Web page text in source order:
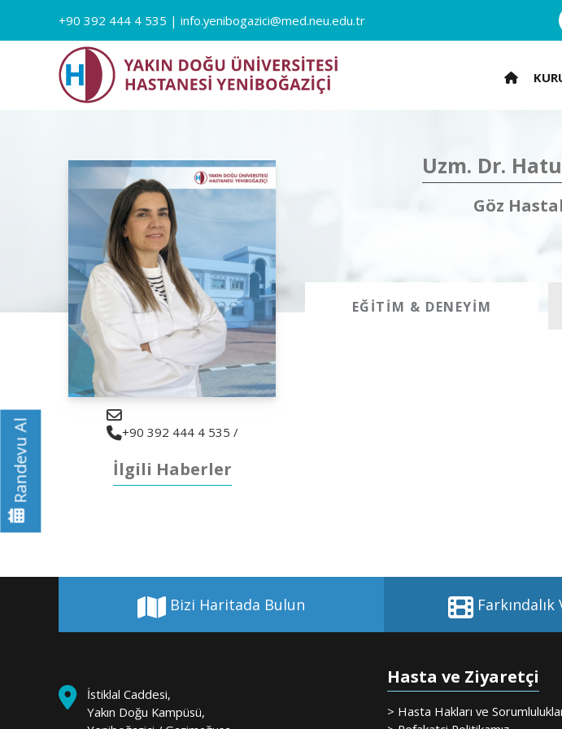
+90 392 444 4 535 | info.yenibogazici@med.neu.edu.tr
Uzm. Dr.
Göz
+90 392 444 4 535 /
İlgili Haberler
EĞITIM & DENEYIM
Bizi Haritada Bulun
Randevu Al
Farkındalık
İstiklal Caddesi,
Yakın Doğu Kampüsü,
Hasta ve Ziyaretçi
> Hasta Hakları ve